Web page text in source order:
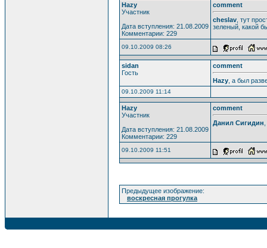
Hazy
Участник
Дата вступления: 21.08.2009
Комментарии: 229
comment
cheslav , тут
зеленый, какой
09.10.2009 08:26
sidan
Гость
comment
Hazy , а был
09.10.2009 11:14
Hazy
Участник
Дата вступления: 21.08.2009
Комментарии: 229
comment
Данил Сигидин
09.10.2009 11:51
Предыдущее изображение:
воскресная прогулка